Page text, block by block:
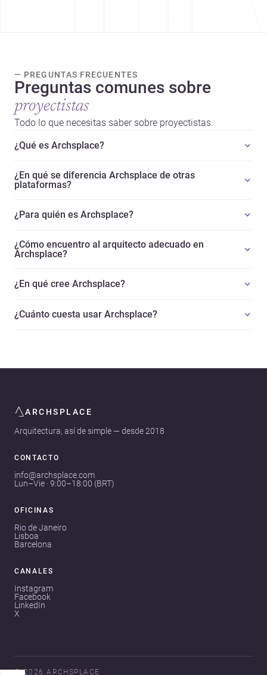
— PREGUNTAS FRECUENTES
Preguntas comunes sobre
proyectistas
Todo lo que necesitas saber sobre proyectistas.
¿Qué es Archsplace?
¿En qué se diferencia Archsplace de otras
plataformas?
¿Para quién es Archsplace?
¿Cómo encuentro al arquitecto adecuado en
Archsplace?
¿En qué cree Archsplace?
¿Cuánto cuesta usar Archsplace?
ARCHSPLACE
Arquitectura, así de simple — desde 2018
CONTACTO
info@archsplace.com
Lun–Vie · 9:00–18:00 (BRT)
OFICINAS
Rio de Janeiro
Lisboa
Barcelona
CANALES
Instagram
Facebook
LinkedIn
X
© 2026 ARCHSPLACE